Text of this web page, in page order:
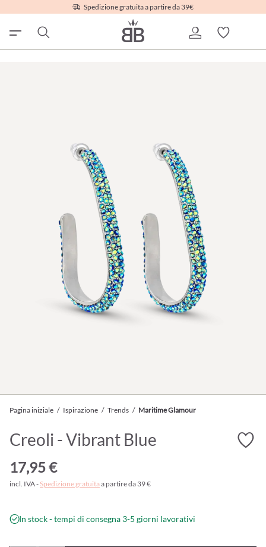
Spedizione gratuita a partire da 39€
Pagina iniziale / Ispirazione / Trends / Maritime Glamour
Creoli - Vibrant Blue
17,95 €
incl. IVA - Spedizione gratuitaa partire da 39 €
In stock - tempi di consegna 3-5 giorni lavorativi